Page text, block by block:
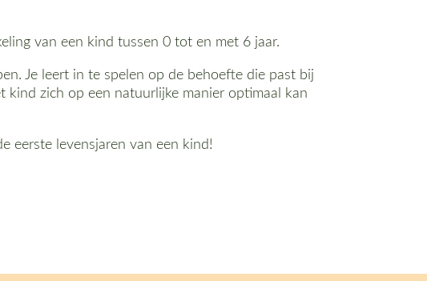
van een kind tussen 0 tot en met 6 jaar.
Je leert in te spelen op de behoefte die past bij
kind zich op een natuurlijke manier optimaal kan
eerste levensjaren van een kind!